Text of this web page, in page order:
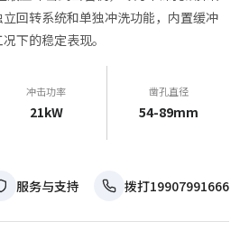
回转系统和单独冲洗功能，内置缓冲
下的稳定表现。
冲击功率
21kW
凿孔直径
54-89mm
服务与支持 拨打19907991666